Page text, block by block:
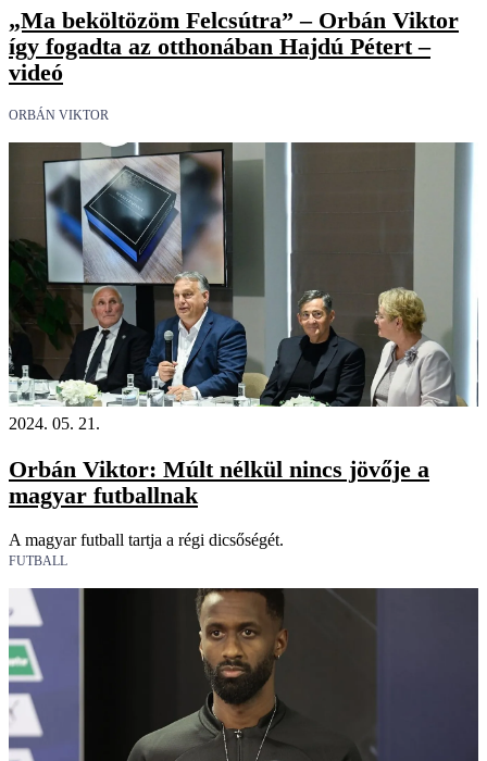
„Ma beköltözöm Felcsútra” – Orbán Viktor
így fogadta az otthonában Hajdú Pétert –
videó
ORBÁN VIKTOR
2024. 05. 21.
Orbán Viktor: Múlt nélkül nincs jövője a
magyar futballnak
A magyar futball tartja a régi dicsőségét.
FUTBALL